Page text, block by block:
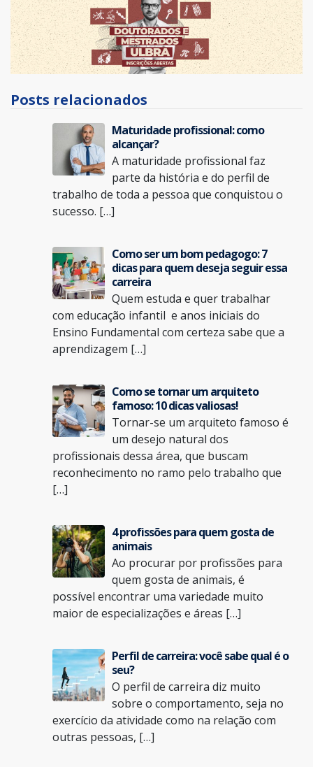
Posts relacionados
Maturidade profissional: como
alcançar?
A maturidade profissional faz
parte da história e do perfil de
trabalho de toda a pessoa que conquistou o
sucesso. […]
Como ser um bom pedagogo: 7
dicas para quem deseja seguir essa
carreira
Quem estuda e quer trabalhar
com educação infantil e anos iniciais do
Ensino Fundamental com certeza sabe que a
aprendizagem […]
Como se tornar um arquiteto
famoso: 10 dicas valiosas!
Tornar-se um arquiteto famoso é
um desejo natural dos
profissionais dessa área, que buscam
reconhecimento no ramo pelo trabalho que
[…]
4 profissões para quem gosta de
animais
Ao procurar por profissões para
quem gosta de animais, é
possível encontrar uma variedade muito
maior de especializações e áreas […]
Perfil de carreira: você sabe qual é o
seu?
O perfil de carreira diz muito
sobre o comportamento, seja no
exercício da atividade como na relação com
outras pessoas, […]